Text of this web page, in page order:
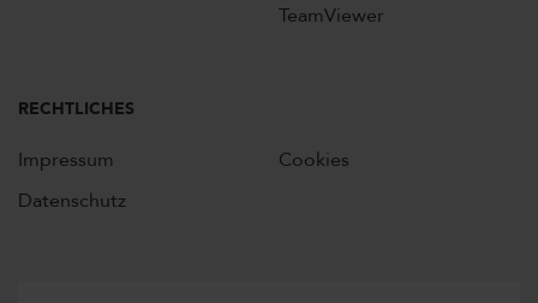
TeamViewer
RECHTLICHES
Impressum
Datenschutz
Cookies